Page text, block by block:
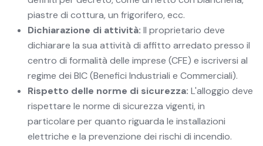
piastre di cottura, un frigorifero, ecc.
Dichiarazione di attività: Il proprietario deve
dichiarare la sua attività di affitto arredato presso il
centro di formalità delle imprese (CFE) e iscriversi al
regime dei BIC (Benefici Industriali e Commerciali).
Rispetto delle norme di sicurezza: L'alloggio deve
rispettare le norme di sicurezza vigenti, in
particolare per quanto riguarda le installazioni
elettriche e la prevenzione dei rischi di incendio.